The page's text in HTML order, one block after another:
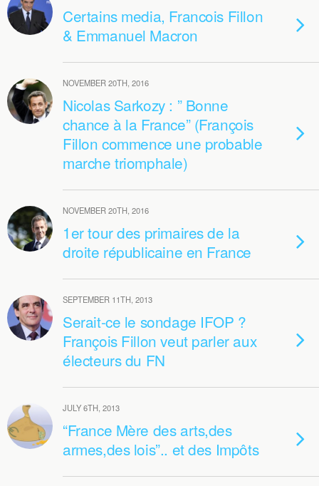
Certains media, Francois Fillon
& Emmanuel Macron
NOVEMBER 20TH, 2016
Nicolas Sarkozy : ” Bonne
chance à la France” (François
Fillon commence une probable
marche triomphale)
NOVEMBER 20TH, 2016
1er tour des primaires de la
droite républicaine en France
SEPTEMBER 11TH, 2013
Serait-ce le sondage IFOP ?
François Fillon veut parler aux
électeurs du FN
JULY 6TH, 2013
“France Mère des arts,des
armes,des lois”.. et des Impôts